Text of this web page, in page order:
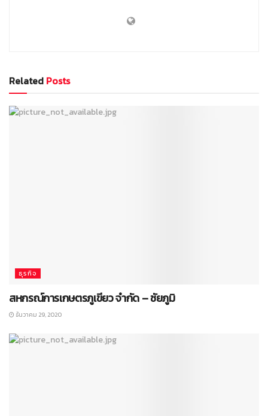
Related Posts
ธุรกิจ
สหกรณ์การเกษตรภูเขียว จำกัด – ชัยภูมิ
ธันวาคม 29, 2020